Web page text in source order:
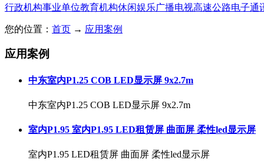
行政机构事业单位教育机构休闲娱乐广播电视高速公路电子通
您的位置： 首页 → 应用案例
应用案例
​中东室内P1.25 COB LED显示屏 9x2.7m
​中东室内P1.25 COB LED显示屏 9x2.7m
室内P1.95 室内P1.95 LED租赁屏 曲面屏 柔性led显示屏
室内P1.95 LED租赁屏 曲面屏 柔性led显示屏